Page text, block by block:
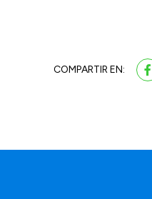
COMPARTIR EN: